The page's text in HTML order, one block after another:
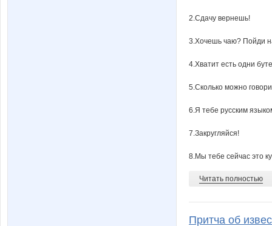
2.Сдачу вернешь!
3.Хочешь чаю? Пойди
4.Хватит есть одни
5.Сколько можно
6.Я тебе русским
7.Закругляйся!
8.Мы тебе сейчас это
Читать полностью
Притча об